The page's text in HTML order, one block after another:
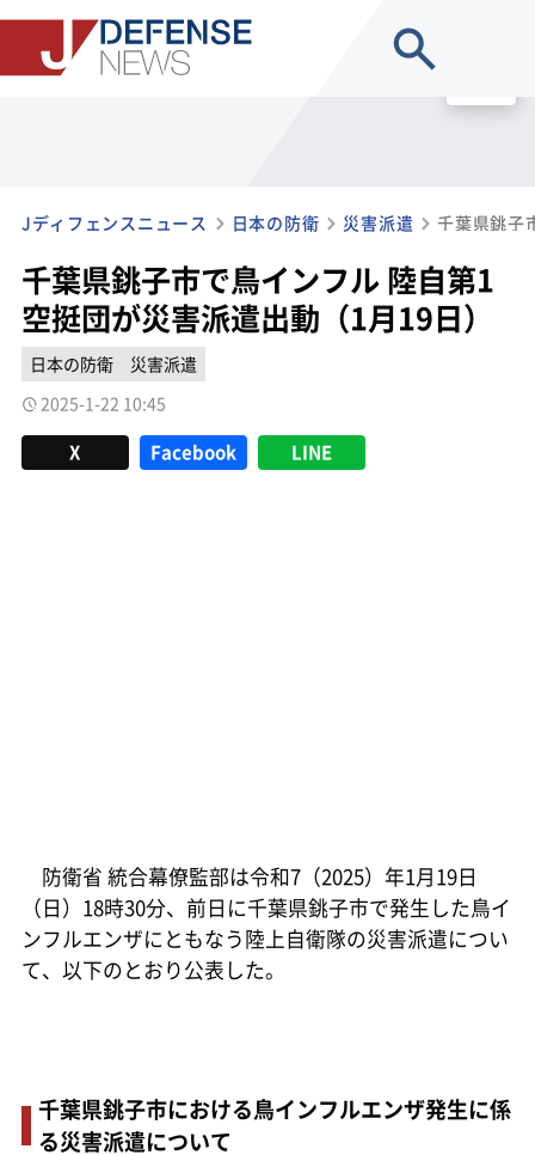
Jディフェンスニュース 日本の防衛 災害派遣
千葉県銚子市で鳥インフル 陸自第1
空挺団が災害派遣出動（1月19日）
日本の防衛
災害派遣
2025-1-22 10:45
X Facebook LINE
防衛省 統合幕僚監部は令和7（2025）年1月19日
（日）18時30分、前日に千葉県銚子市で発生した鳥イ
ンフルエンザにともなう陸上自衛隊の災害派遣につい
て、以下のとおり公表した。
千葉県銚子市における鳥インフルエンザ発生に係
る災害派遣について